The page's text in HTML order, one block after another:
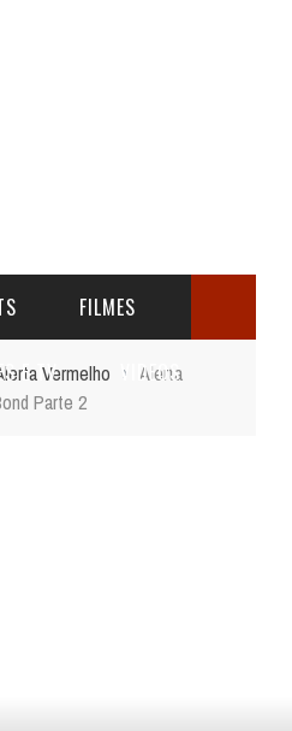
FILMES
E TV VIDEOS
Vermelho › Alerta
Parte 2